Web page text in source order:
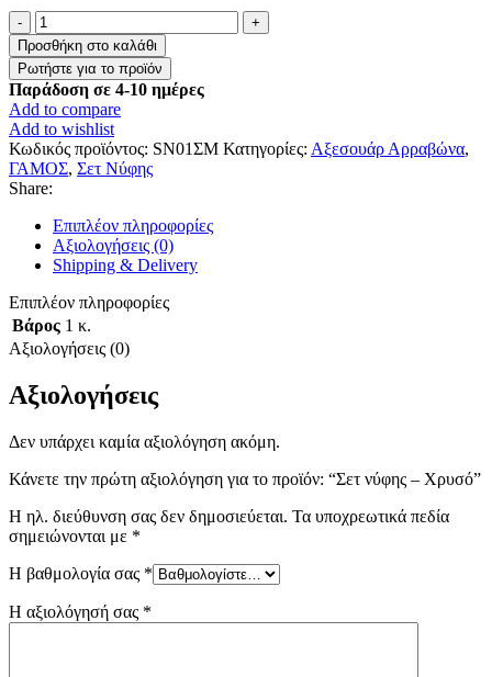
Σετ
νύφης
-
Χρυσό
ποσότητα
Προσθήκη στο καλάθι
Παράδοση σε 4-10 ημέρες
Add to compare
Add to wishlist
Κωδικός προϊόντος: SN01ΣΜ Κατηγορίες: Αξεσουάρ Αρραβώνα,
ΓΑΜΟΣ, Σετ Νύφης
Share:
Επιπλέον πληροφορίες
Αξιολογήσεις (0)
Shipping & Delivery
Επιπλέον πληροφορίες
Βάρος 1 κ.
Αξιολογήσεις (0)
Αξιολογήσεις
Δεν υπάρχει καμία αξιολόγηση ακόμη.
Κάνετε την πρώτη αξιολόγηση για το προϊόν: “Σετ νύφης – Χρυσό”
Η ηλ. διεύθυνση σας δεν δημοσιεύεται. Τα υποχρεωτικά πεδία
σημειώνονται με *
Η βαθμολογία σας *
Η αξιολόγησή σας *